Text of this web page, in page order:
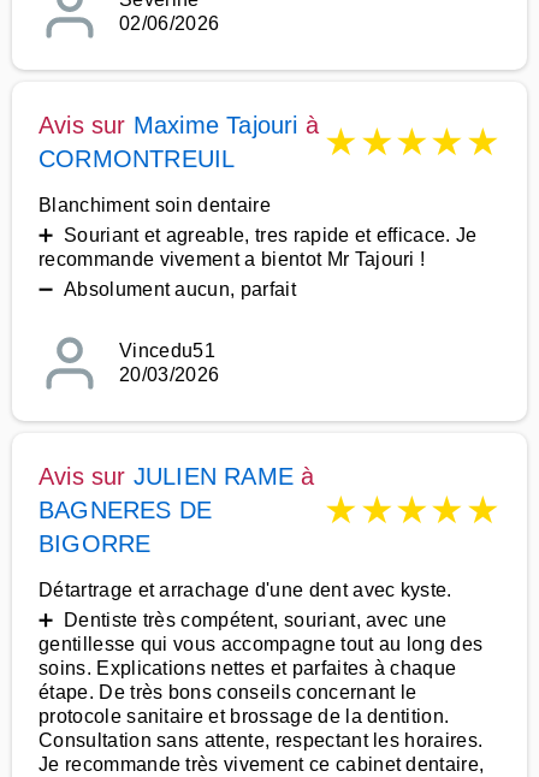
02/06/2026
Avis sur Maxime Tajouri à
CORMONTREUIL
★★★★★
Blanchiment soin dentaire
➕ Souriant et agreable, tres rapide et efficace. Je
recommande vivement a bientot Mr Tajouri !
➖ Absolument aucun, parfait
Vincedu51
20/03/2026
Avis sur JULIEN RAME à
BAGNERES DE
BIGORRE
★★★★★
Détartrage et arrachage d'une dent avec kyste.
➕ Dentiste très compétent, souriant, avec une
gentillesse qui vous accompagne tout au long des
soins. Explications nettes et parfaites à chaque
étape. De très bons conseils concernant le
protocole sanitaire et brossage de la dentition.
Consultation sans attente, respectant les horaires.
Je recommande très vivement ce cabinet dentaire,